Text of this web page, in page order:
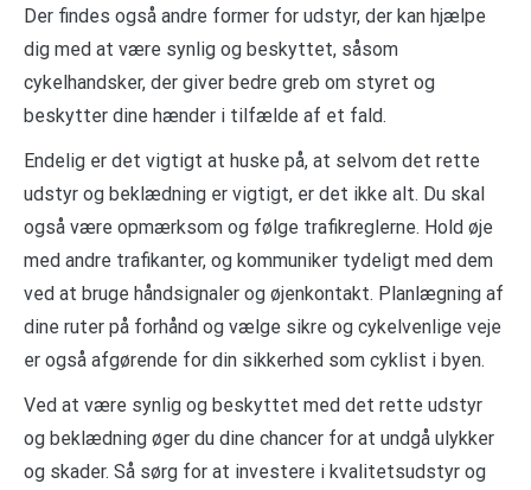
Der findes også andre former for udstyr, der kan hjælpe
dig med at være synlig og beskyttet, såsom
cykelhandsker, der giver bedre greb om styret og
beskytter dine hænder i tilfælde af et fald.
Endelig er det vigtigt at huske på, at selvom det rette
udstyr og beklædning er vigtigt, er det ikke alt. Du skal
også være opmærksom og følge trafikreglerne. Hold øje
med andre trafikanter, og kommuniker tydeligt med dem
ved at bruge håndsignaler og øjenkontakt. Planlægning af
dine ruter på forhånd og vælge sikre og cykelvenlige veje
er også afgørende for din sikkerhed som cyklist i byen.
Ved at være synlig og beskyttet med det rette udstyr
og beklædning øger du dine chancer for at undgå ulykker
og skader. Så sørg for at investere i kvalitetsudstyr og